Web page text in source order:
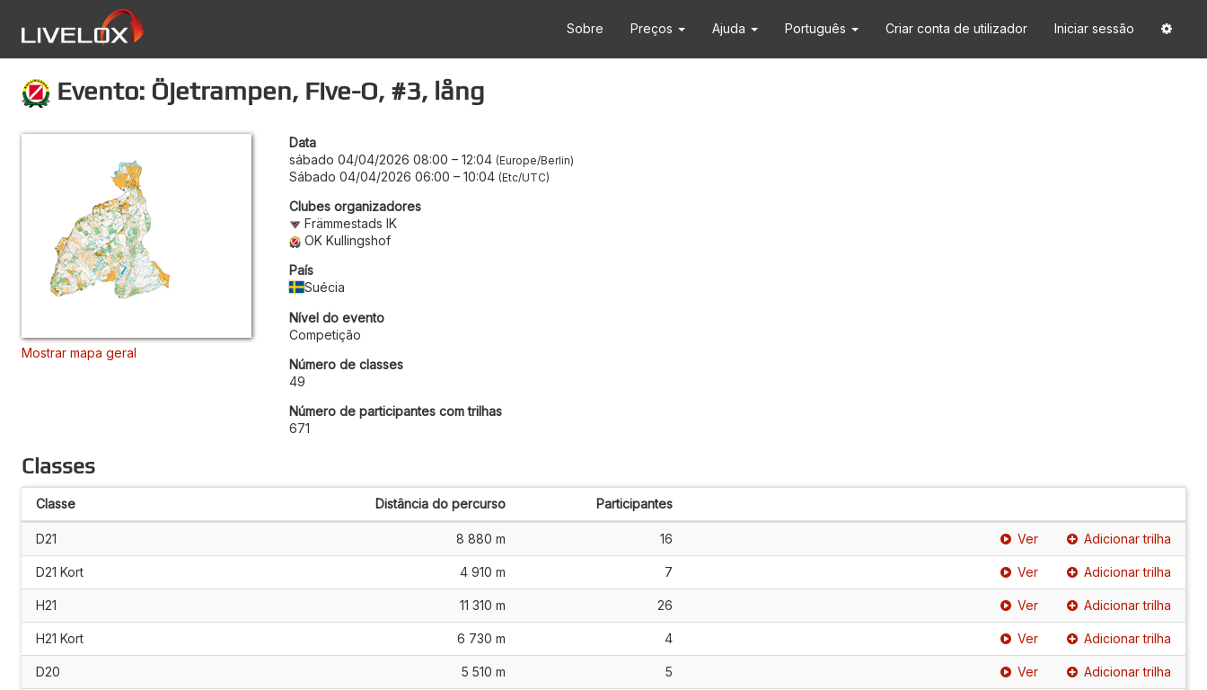
Sobre Preços Ajuda Português Criar conta de utilizador Iniciar sessão
Evento: Öjetrampen, Five-O, #3, lång
Mostrar mapa geral
Data
sábado 04/04/2026 08:00 – 12:04 Europe/Berlin
Sábado 04/04/2026 06:00 – 10:04 Etc/UTC
Clubes organizadores
Främmestads IK
OK Kullingshof
País
Suécia
Nível do evento
Competição
Número de classes
49
Número de participantes com trilhas
671
Classes
Classe Distância do percurso Participantes
D21 8 880 m 16 Ver Adicionar trilha
D21 Kort 4 910 m 7 Ver Adicionar trilha
H21 11 310 m 26 Ver Adicionar trilha
H21 Kort 6 730 m 4 Ver Adicionar trilha
D20 5 510 m 5 Ver Adicionar trilha